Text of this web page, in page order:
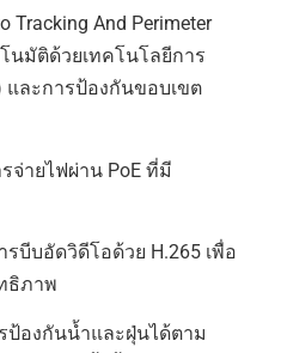
Tracking And Perimeter
นมัติด้วยเทคโนโลยีการ
และการป้องกันขอบเขต
จ่ายไฟผ่าน PoE ที่มี
รบีบอัดวิดีโอด้วย H.265 เพื่อ
ธิภาพ
ป้องกันน้ำและฝุ่นได้ตาม